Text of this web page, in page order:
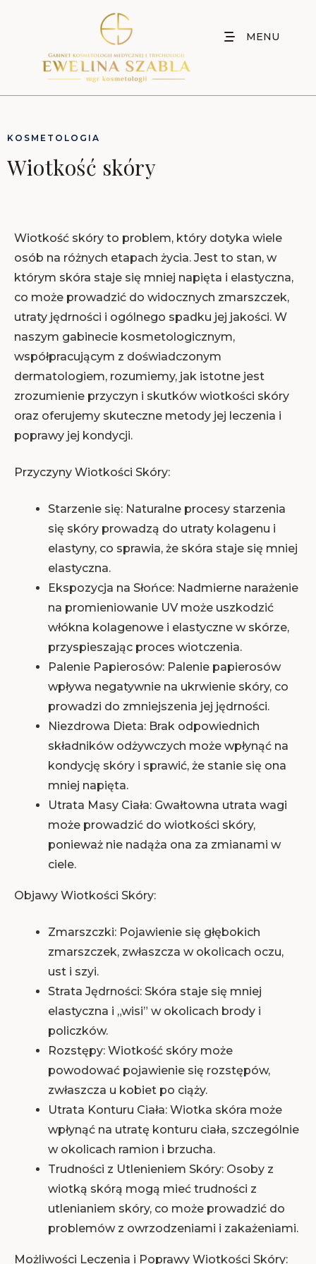
MENU
Wiotkość skóry
KOSMETOLOGIA
Wiotkość skóry to problem, który dotyka wiele
osób na różnych etapach życia. Jest to stan, w
którym skóra staje się mniej napięta i elastyczna,
co może prowadzić do widocznych zmarszczek,
utraty jędrności i ogólnego spadku jej jakości. W
naszym gabinecie kosmetologicznym,
współpracującym z doświadczonym
dermatologiem, rozumiemy, jak istotne jest
zrozumienie przyczyn i skutków wiotkości skóry
oraz oferujemy skuteczne metody jej leczenia i
poprawy jej kondycji.
Przyczyny Wiotkości Skóry:
Starzenie się: Naturalne procesy starzenia
się skóry prowadzą do utraty kolagenu i
elastyny, co sprawia, że skóra staje się mniej
elastyczna.
Ekspozycja na Słońce: Nadmierne narażenie
na promieniowanie UV może uszkodzić
włókna kolagenowe i elastyczne w skórze,
przyspieszając proces wiotczenia.
Palenie Papierosów: Palenie papierosów
wpływa negatywnie na ukrwienie skóry, co
prowadzi do zmniejszenia jej jędrności.
Niezdrowa Dieta: Brak odpowiednich
składników odżywczych może wpłynąć na
kondycję skóry i sprawić, że stanie się ona
mniej napięta.
Utrata Masy Ciała: Gwałtowna utrata wagi
może prowadzić do wiotkości skóry,
ponieważ nie nadąża ona za zmianami w
ciele.
Objawy Wiotkości Skóry:
Zmarszczki: Pojawienie się głębokich
zmarszczek, zwłaszcza w okolicach oczu,
ust i szyi.
Strata Jędrności: Skóra staje się mniej
elastyczna i „wisi” w okolicach brody i
policzków.
Rozstępy: Wiotkość skóry może
powodować pojawienie się rozstępów,
zwłaszcza u kobiet po ciąży.
Utrata Konturu Ciała: Wiotka skóra może
wpłynąć na utratę konturu ciała, szczególnie
w okolicach ramion i brzucha.
Trudności z Utlenieniem Skóry: Osoby z
wiotką skórą mogą mieć trudności z
utlenianiem skóry, co może prowadzić do
problemów z owrzodzeniami i zakażeniami.
Możliwości Leczenia i Poprawy Wiotkości Skóry: